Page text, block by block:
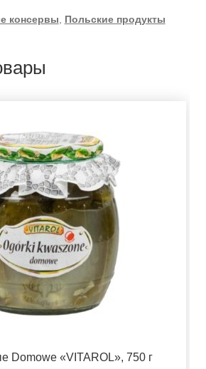
консервы, Польские продукты
Domowe «VITAROL», 750 г